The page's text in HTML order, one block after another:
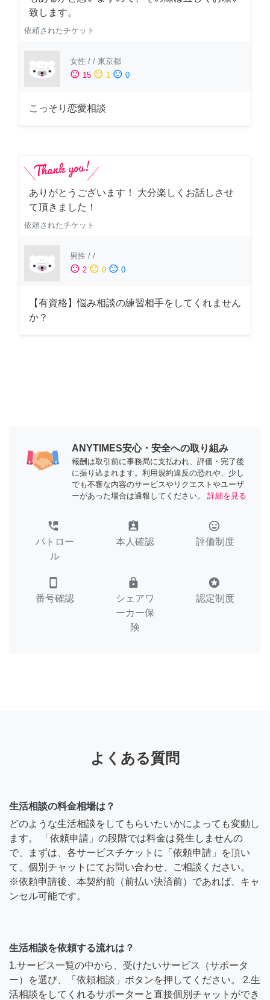
致します。
依頼されたチケット
女性 / / 東京都
sentiment_satisfied 15 sentiment_neutral 1 sentiment_dissatisfied 0
こっそり恋愛相談
ありがとうございます！ 大分楽しくお話しさせ
て頂きました！
依頼されたチケット
男性 / /
sentiment_satisfied 2 sentiment_neutral 0 sentiment_dissatisfied 0
【有資格】悩み相談の練習相手をしてくれません
か？
ANYTIMES安心・安全への取り組み
報酬は取引前に事務局に支払われ、評価・完了後
に振り込まれます。利用規約違反の恐れや、少し
でも不審な内容のサービスやリクエストやユーザ
ーがあった場合は通報してください。
詳細を見る
perm_phone_msg
パトロー
ル
assignment_ind
本人確認
tag_faces
評価制度
smartphone
番号確認
lock
シェアワ
ーカー保
険
stars
認定制度
よくある質問
生活相談の料金相場は？
どのような生活相談をしてもらいたいかによっても変動し
ます。 「依頼申請」の段階では料金は発生しませんの
で、まずは、各サービスチケットに「依頼申請」を頂い
て、個別チャットにてお問い合わせ、ご相談ください。
※依頼申請後、本契約前（前払い決済前）であれば、キャ
ンセル可能です。
生活相談を依頼する流れは？
1.サービス一覧の中から、受けたいサービス（サポータ
ー）を選び、「依頼相談」ボタンを押してください。 2.生
活相談をしてくれるサポーターと直接個別チャットができ